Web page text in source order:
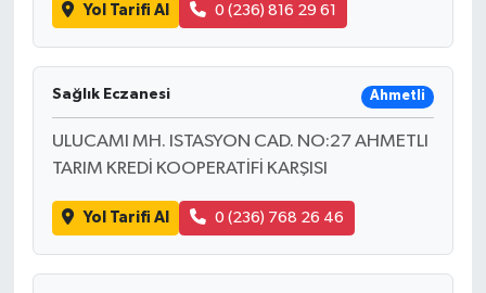
Yol Tarifi Al 0 (236) 816 29 61
Sağlık Eczanesi Ahmetli
ULUCAMI MH. ISTASYON CAD. NO:27 AHMETLI
TARIM KREDİ KOOPERATİFİ KARŞISI
Yol Tarifi Al 0 (236) 768 26 46